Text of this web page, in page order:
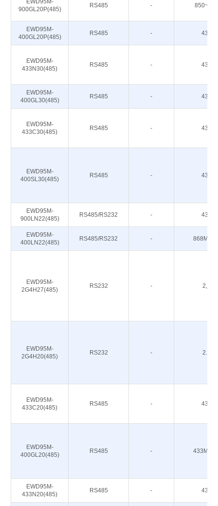
EWD95M-
900GL20P(485)
RS485 -
EWD95M-
400GL20P(485)
RS485 - 433M
EWD95M-
433N30(485)
RS485 - 433M
EWD95M-
400GL30(485)
RS485 - 433M
EWD95M-
433C30(485)
RS485 - 433M
EWD95M-
400SL30(485)
RS485 - 433M
EWD95M-
900LN22(485)
RS485/RS232 - 433M
EWD95M-
400LN22(485)
RS485/RS232 - 868M
EWD95M-
2G4H27(485)
RS232 - 2,4G
EWD95M-
2G4H20(485)
RS232 - 2.4G
EWD95M-
433C20(485)
RS485 - 433M
EWD95M-
400GL20(485)
RS485 - 433M
EWD95M-
433N20(485)
RS485 - 433M